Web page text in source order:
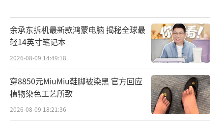
余承东拆机最新款鸿蒙电脑 揭秘全球最
轻14英寸笔记本
2026-08-09 14:49:18
穿8850元MiuMiu鞋脚被染黑 官方回应
植物染色工艺所致
2026-08-09 18:21:36